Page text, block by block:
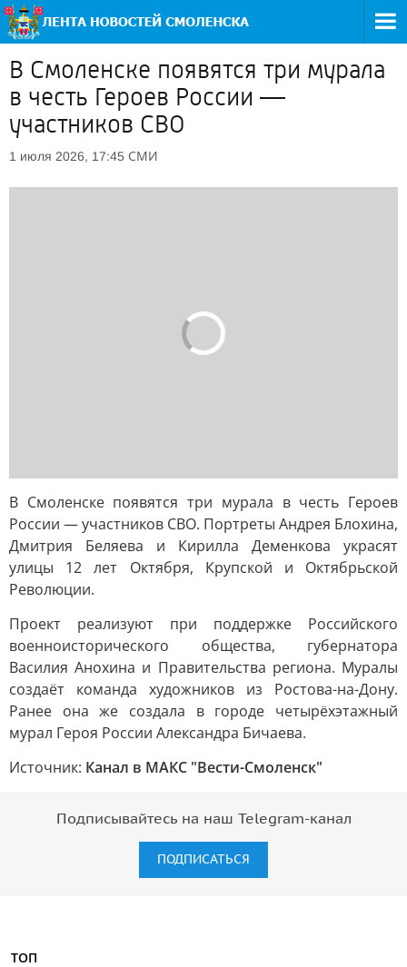
В Смоленске появятся три мурала
в честь Героев России —
участников СВО
1 июля 2026, 17:45 СМИ
В Смоленске появятся три мурала в честь Героев
России — участников СВО. Портреты Андрея Блохина,
Дмитрия Беляева и Кирилла Деменкова украсят
улицы 12 лет Октября, Крупской и Октябрьской
Революции.
Проект реализуют при поддержке Российского
военноисторического общества, губернатора
Василия Анохина и Правительства региона. Муралы
создаёт команда художников из Ростова-на-Дону.
Ранее она же создала в городе четырёхэтажный
мурал Героя России Александра Бичаева.
Источник: Канал в МАКС "Вести-Смоленск"
Подписывайтесь на наш Telegram-канал
ПОДПИСАТЬСЯ
ТОП